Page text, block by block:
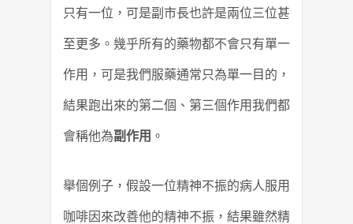
只有一位，可是副市長也許是兩位三位甚
至更多。 幾乎所有的藥物都不會只有單一
作用，可是我們服藥通常只為單一目的，
結果跑出來的第二個、第三個作用我們都
會稱他為副作用 。
舉個例子，假設一位精神不振的病人服用
咖啡因來改善他的精神不振， 結果雖然精